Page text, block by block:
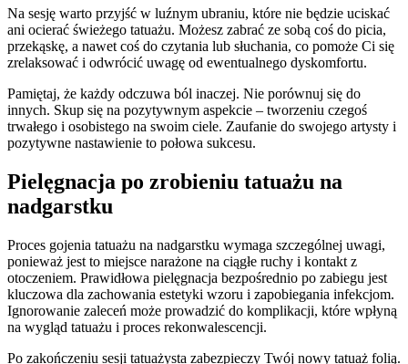
Na sesję warto przyjść w luźnym ubraniu, które nie będzie uciskać
ani ocierać świeżego tatuażu. Możesz zabrać ze sobą coś do picia,
przekąskę, a nawet coś do czytania lub słuchania, co pomoże Ci się
zrelaksować i odwrócić uwagę od ewentualnego dyskomfortu.
Pamiętaj, że każdy odczuwa ból inaczej. Nie porównuj się do
innych. Skup się na pozytywnym aspekcie – tworzeniu czegoś
trwałego i osobistego na swoim ciele. Zaufanie do swojego artysty i
pozytywne nastawienie to połowa sukcesu.
Pielęgnacja po zrobieniu tatuażu na
nadgarstku
Proces gojenia tatuażu na nadgarstku wymaga szczególnej uwagi,
ponieważ jest to miejsce narażone na ciągłe ruchy i kontakt z
otoczeniem. Prawidłowa pielęgnacja bezpośrednio po zabiegu jest
kluczowa dla zachowania estetyki wzoru i zapobiegania infekcjom.
Ignorowanie zaleceń może prowadzić do komplikacji, które wpłyną
na wygląd tatuażu i proces rekonwalescencji.
Po zakończeniu sesji tatuażysta zabezpieczy Twój nowy tatuaż folią.